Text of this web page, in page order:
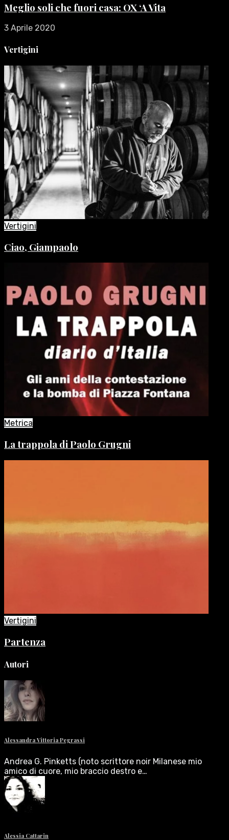
Meglio soli che fuori casa: OX ‘A Vita
3 Aprile 2020
Vertigini
Vertigini
Ciao, Giampaolo
Metrica
La trappola di Paolo Grugni
Vertigini
Partenza
Autori
Alessandra Vittoria Pegrassi
Andrea G. Pinketts (noto scrittore noir Milanese mio
amico di cuore, mio braccio destro e…
Alessia Cattarin